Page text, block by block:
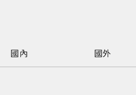
國內 國外